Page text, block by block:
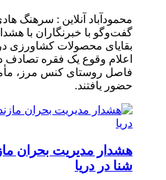
محمودآباد آنلاین : سرهنگ
گفت‌وگو با خبرنگاران با
بقایای محصولات کشاورزی
اعلام وقوع یک فقره
فاصل روستای کنس مرز،
حضور یافتند.
هشدار مدیریت بحران
شنا در دریا